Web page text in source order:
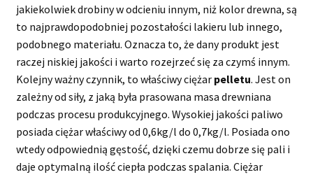
jakiekolwiek drobiny w odcieniu innym, niż kolor drewna, są
to najprawdopodobniej pozostałości lakieru lub innego,
podobnego materiału. Oznacza to, że dany produkt jest
raczej niskiej jakości i warto rozejrzeć się za czymś innym.
Kolejny ważny czynnik, to właściwy ciężar pelletu. Jest on
zależny od siły, z jaką była prasowana masa drewniana
podczas procesu produkcyjnego. Wysokiej jakości paliwo
posiada ciężar właściwy od 0,6kg/l do 0,7kg/l. Posiada ono
wtedy odpowiednią gęstość, dzięki czemu dobrze się pali i
daje optymalną ilość ciepła podczas spalania. Ciężar